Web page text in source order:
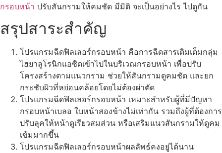
กรอบหน้า ปรับสันกรามให้คมชัด มีมิติ จะเป็นอย่างไร ไปดูกัน
สรุปสาระสำคัญ
โปรแกรมฉีดฟิลเลอร์กรอบหน้า คือการฉีดสารเติมเต็มกลุ่ม
ไฮยาลูโรนิกแอซิดเข้าไปในบริเวณกรอบหน้า เพื่อปรับ
โครงสร้างตามแนวกราม ช่วยให้สันกรามดูคมชัด และยก
กระชับผิวที่หย่อนคล้อยโดยไม่ต้องผ่าตัด
โปรแกรมฉีดฟิลเลอร์กรอบหน้า เหมาะสำหรับผู้ที่มีปัญหา
กรอบหน้าเบลอ ใบหน้าสองข้างไม่เท่ากัน รวมถึงผู้ที่ต้องการ
ปรับลุคให้หน้าดูเรียวสมส่วน หรือเสริมแนวสันกรามให้ดูคม
เข้มมากขึ้น
โปรแกรมฉีดฟิลเลอร์กรอบหน้าผลลัพธ์คงอยู่ได้นาน